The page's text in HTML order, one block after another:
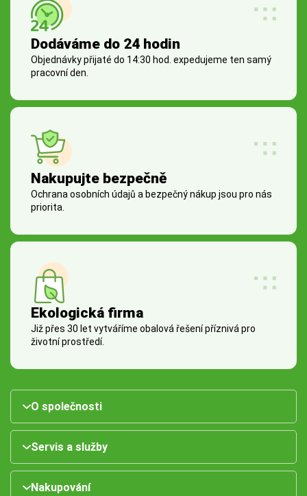
Dodáváme do 24 hodin
Objednávky přijaté do 14:30 hod. expedujeme ten samý
pracovní den.
Nakupujte bezpečně
Ochrana osobních údajů a bezpečný nákup jsou pro nás
priorita.
Ekologická firma
Již přes 30 let vytváříme obalová řešení příznivá pro
životní prostředí.
O společnosti
Servis a služby
Nakupování